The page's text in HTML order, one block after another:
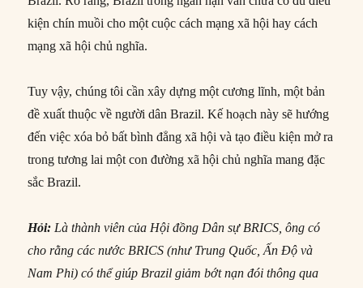
kiện chín muồi cho một cuộc cách mạng xã hội hay cách
mạng xã hội chủ nghĩa.
Tuy vậy, chúng tôi cần xây dựng một cương lĩnh, một bản
đề xuất thuộc về người dân Brazil. Kế hoạch này sẽ hướng
đến việc xóa bỏ bất bình đẳng xã hội và tạo điều kiện mở ra
trong tương lai một con đường xã hội chủ nghĩa mang đặc
sắc Brazil.
Hỏi: Là thành viên của Hội đồng Dân sự BRICS, ông có
cho rằng các nước BRICS (như Trung Quốc, Ấn Độ và
Nam Phi) có thể giúp Brazil giảm bớt nạn đói thông qua